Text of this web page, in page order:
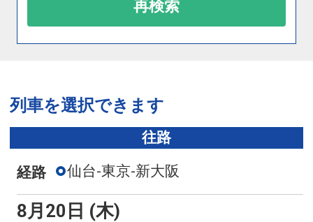
再検索
列車を選択できます
往路
経路 仙台-東京-新大阪
8月20日 (木)